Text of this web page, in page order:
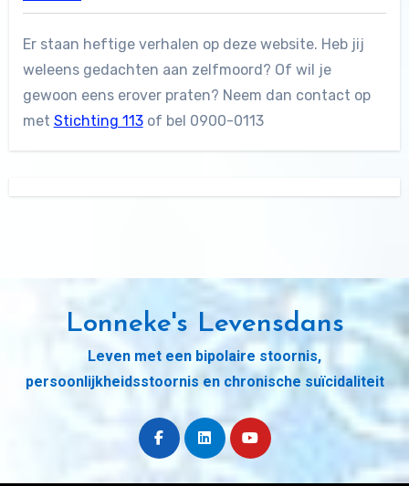
Er staan heftige verhalen op deze website. Heb jij
weleens gedachten aan zelfmoord? Of wil je
gewoon eens erover praten? Neem dan contact op
met Stichting 113of bel 0900-0113
Lonneke's Levensdans
Leven met een bipolaire stoornis,
persoonlijkheidsstoornis en chronische suïcidaliteit